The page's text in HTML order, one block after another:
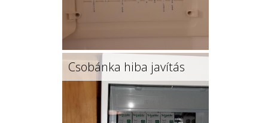
Csobánka hiba javítás